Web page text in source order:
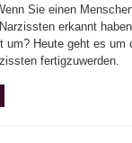
Sie einen
erkannt
um? Heute geht es um
fertigzuwerden.